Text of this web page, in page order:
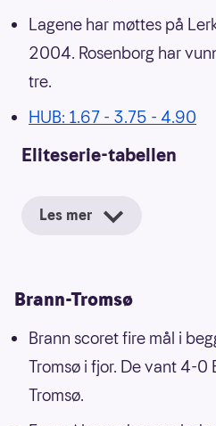
Lagene har møttes på
2004. Rosenborg har
tre.
HUB: 1.67 - 3.75 - 4.90
Eliteserie-tabellen
Les mer
Brann-Tromsø
Brann scoret fire mål i
Tromsø i fjor. De vant 4-0
Tromsø.